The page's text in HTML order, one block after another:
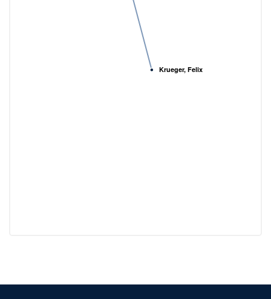
Krueger, Felix